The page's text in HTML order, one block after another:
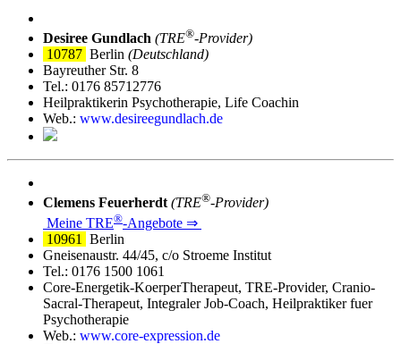
Desiree Gundlach (TRE®‑Provider)
10787 Berlin (Deutschland)
Bayreuther Str. 8
Tel.: 0176 85712776
Heilpraktikerin Psychotherapie, Life Coachin
Web.: www.desireegundlach.de
Clemens Feuerherdt (TRE®‑Provider)
Meine TRE®‑Angebote ⇒
10961
Berlin
Gneisenaustr. 44/45, c/o Stroeme Institut
Tel.: 0176 1500 1061
Core-Energetik-KoerperTherapeut, TRE-Provider, Cranio-
Sacral-Therapeut, Integraler Job-Coach, Heilpraktiker fuer
Psychotherapie
Web.: www.core-expression.de